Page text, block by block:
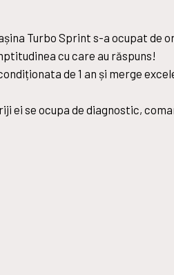
Turbo Sprint s-a ocupat de
cu care au răspuns!
de 1 an și merge
ei se ocupa de diagnostic,